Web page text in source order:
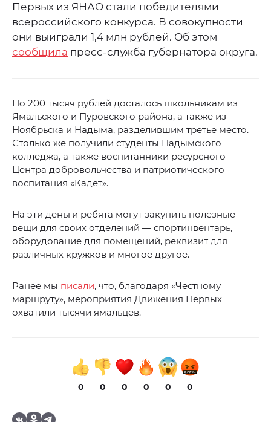
Первых из ЯНАО стали победителями
всероссийского конкурса. В совокупности
они выиграли 1,4 млн рублей. Об этом
сообщила пресс-служба губернатора округа.
По 200 тысяч рублей досталось школьникам из
Ямальского и Пуровского района, а также из
Ноябрьска и Надыма, разделившим третье место.
Столько же получили студенты Надымского
колледжа, а также воспитанники ресурсного
Центра добровольчества и патриотического
воспитания «Кадет».
На эти деньги ребята могут закупить полезные
вещи для своих отделений — спортинвентарь,
оборудование для помещений, реквизит для
различных кружков и многое другое.
Ранее мы писали, что, благодаря «Честному
маршруту», мероприятия Движения Первых
охватили тысячи ямальцев.
0 0 0 0 0 0